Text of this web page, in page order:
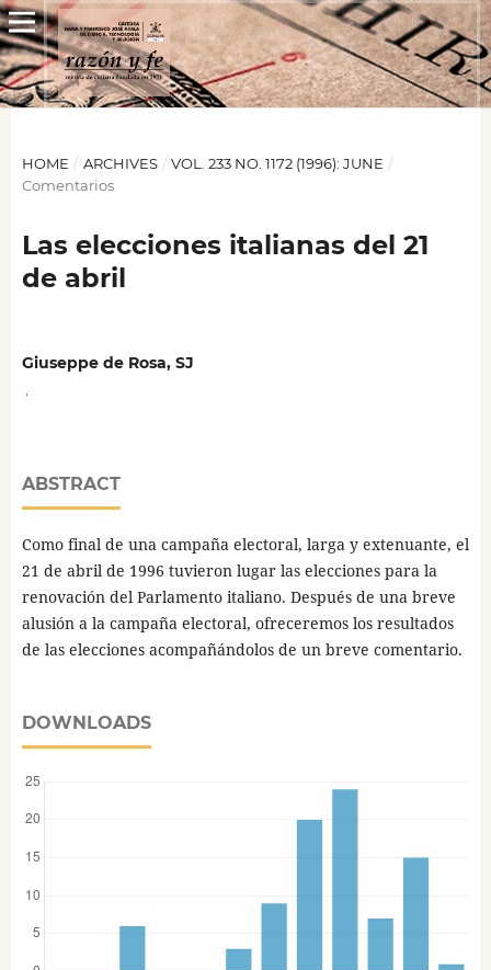
HOME / ARCHIVES / VOL. 233 NO. 1172 (1996): JUNE /
Comentarios
Las elecciones italianas del 21
de abril
Giuseppe de Rosa, SJ
ABSTRACT
Como final de una campaña electoral, larga y extenuante, el
21 de abril de 1996 tuvieron lugar las elecciones para la
renovación del Parlamento italiano. Después de una breve
alusión a la campaña electoral, ofreceremos los resultados
de las elecciones acompañándolos de un breve comentario.
DOWNLOADS